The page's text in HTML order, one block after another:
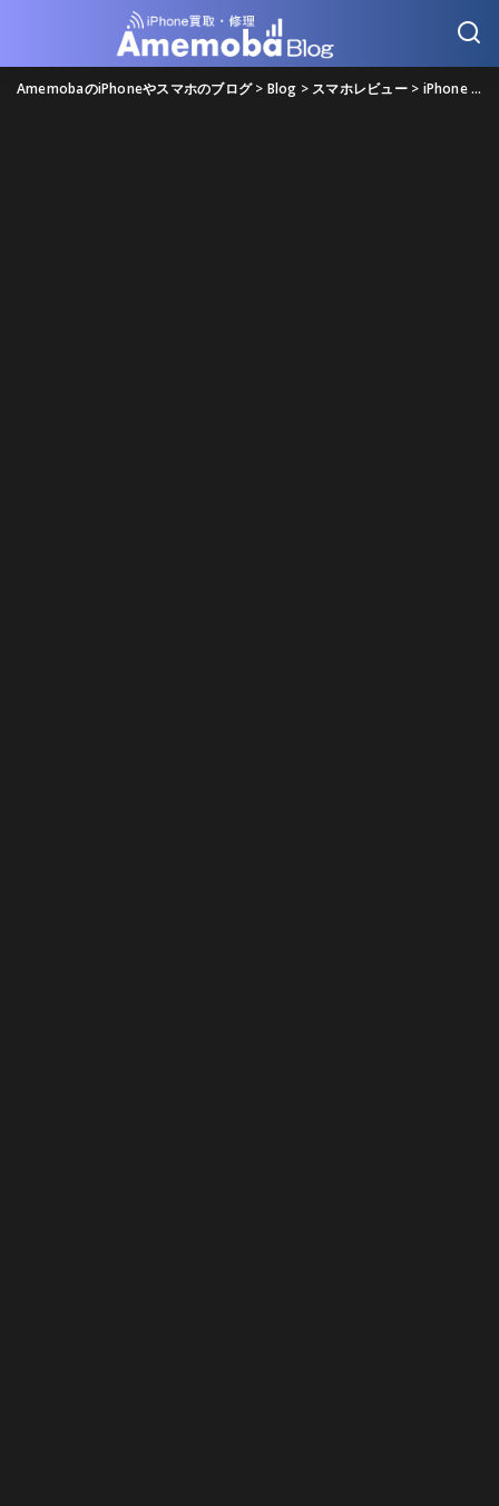
AmemobaのiPhoneやスマホのブログ> Blog > スマホレビュー> iPhone>